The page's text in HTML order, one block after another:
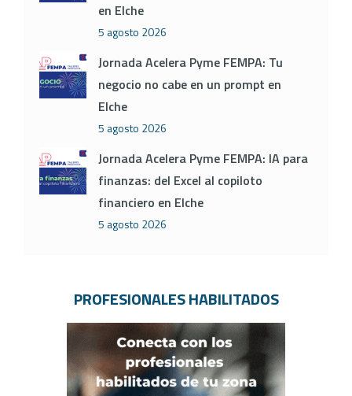
en Elche
5 agosto 2026
Jornada Acelera Pyme FEMPA: Tu
negocio no cabe en un prompt en
Elche
5 agosto 2026
Jornada Acelera Pyme FEMPA: IA para
finanzas: del Excel al copiloto
financiero en Elche
5 agosto 2026
PROFESIONALES HABILITADOS